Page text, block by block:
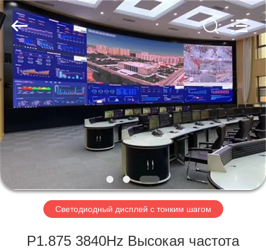
ДОМОЙ
ПРОДУКТЫ
НАС
Shen
Zhen
AVOE
Rights
Reserved.
Светодиодный дисплей с тонким шагом
P1.875 3840Hz Высокая частота